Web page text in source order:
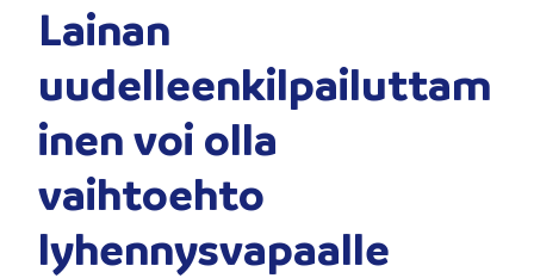
Lainan
uudelleenkilpailuttam
inen voi olla
vaihtoehto
lyhennysvapaalle